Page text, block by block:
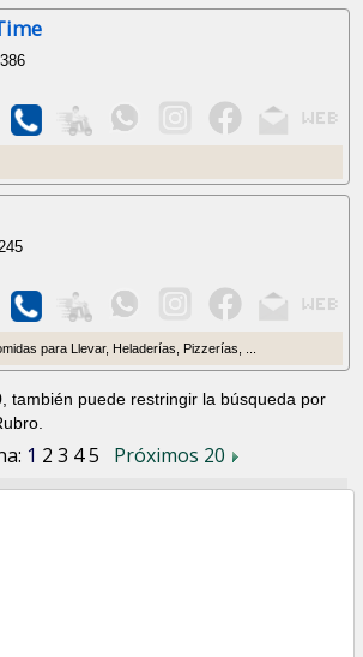
para Llevar, Heladerías, Pizzerías, ...
también puede restringir la búsqueda por
1 2 3 45 Próximos 20